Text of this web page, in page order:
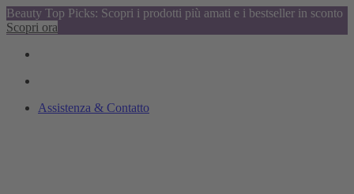
Beauty Top Picks: Scopri i prodotti più amati e i bestseller in sconto
Scopri ora
Assistenza & Contatto